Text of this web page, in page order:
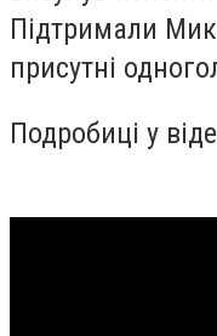
Підтримали
присутні
Подробиці у